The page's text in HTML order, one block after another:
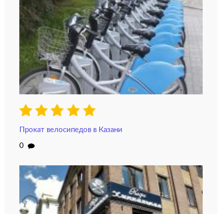
Прокат велосипедов в Казани
0